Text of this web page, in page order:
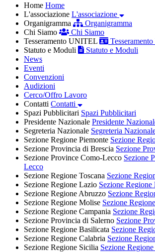
Home Home
L'associazione L'associazione
Organigramma
Organigramma
Chi Siamo
Chi Siamo
Tesseramento UNITEL
Statuto e Moduli
Statuto e Moduli
News
Eventi
Convenzioni
Audizioni
Cerco/Offro Lavoro
Contatti Contatti
Spazi Pubblicitari Spazi Pubblicitari
Presidente Nazionale Presidente
Segreteria Nazionale Segreteria
Sezione Regione Piemonte Sezione
Sezione Provincia di Brescia Sezione
Sezione Province Como-Lecco Sezione
Lecco
Sezione Regione Toscana Sezione
Sezione Regione Lazio Sezione Regione
Sezione Regione Abruzzo Sezione
Sezione Regione Molise Sezione
Sezione Regione Campania Sezione
Sezione Provincia di Salerno Sezione
Sezione Regione Basilicata Sezione
Sezione Regione Calabria Sezione
Sezione Regione Sicilia Sezione